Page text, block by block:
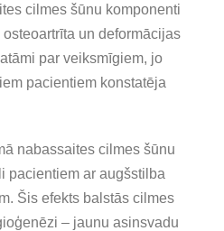
cilmes šūnu komponenti
un deformācijas
par veiksmīgiem, jo
pacientiem konstatēja
nabassaites cilmes šūnu
pacientiem ar augšstilba
Šis efekts balstās cilmes
– jaunu asinsvadu